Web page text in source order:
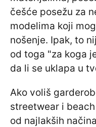
češće posežu za
modelima koji
nošenje. Ipak, to
od toga "za koga
da li se uklapa u
Ako voliš
streetwear i
od najlakših